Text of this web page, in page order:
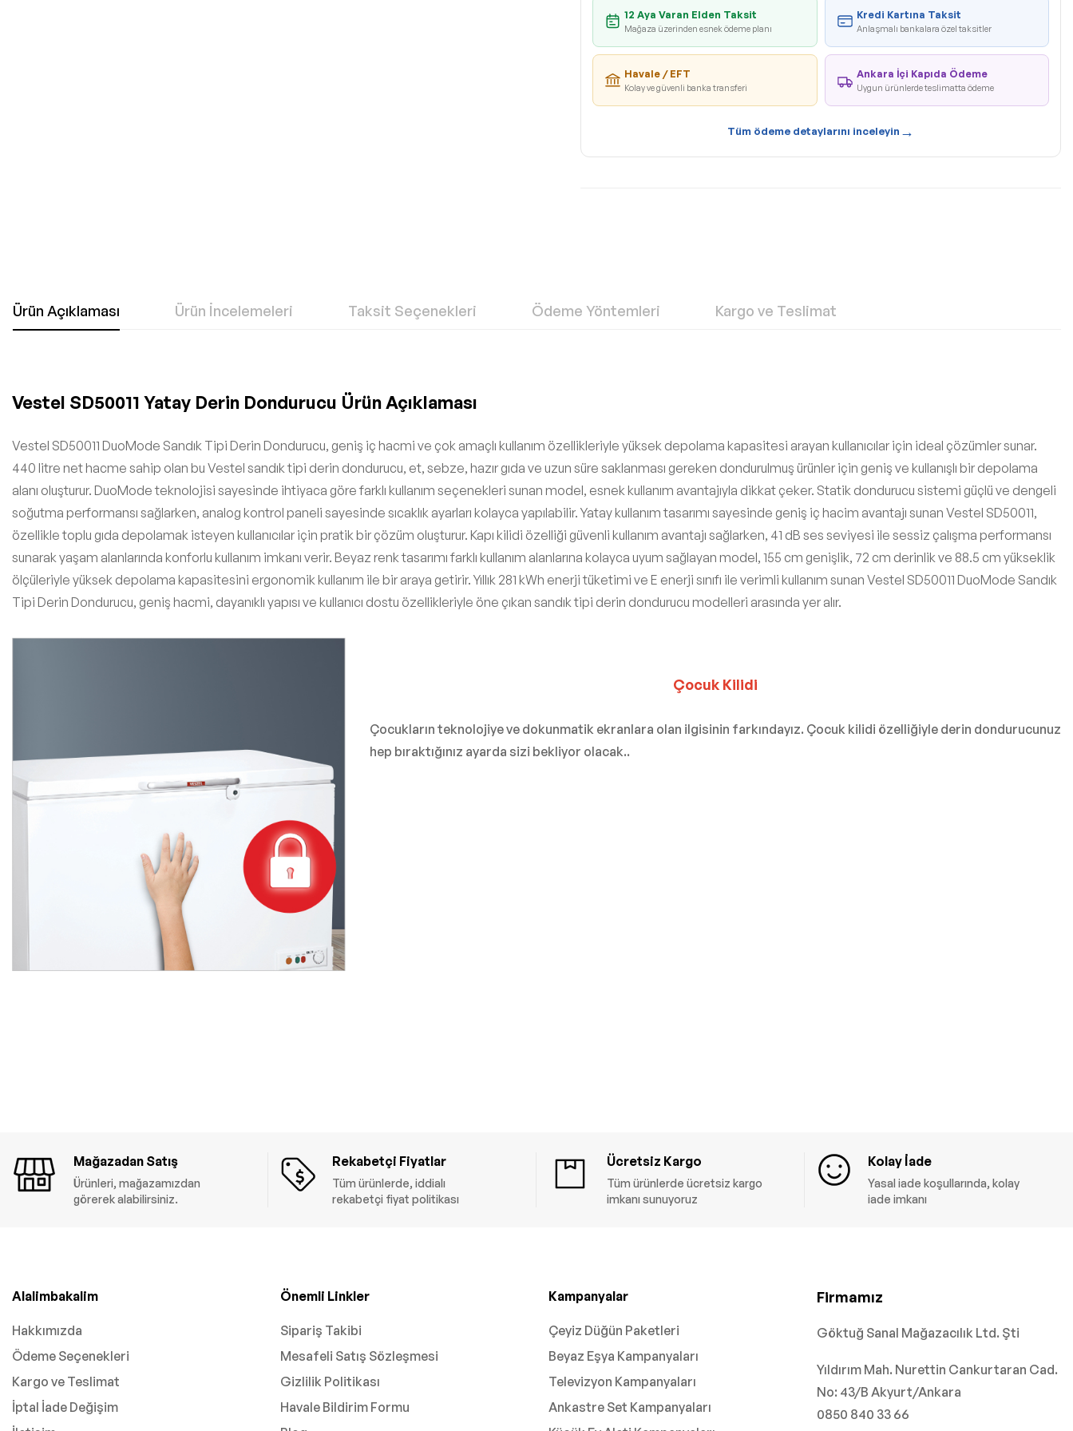
12 Aya Varan Elden Taksit
Mağaza üzerinden esnek ödeme planı
Kredi Kartına Taksit
Anlaşmalı bankalara özel taksitler
Havale / EFT
Kolay ve güvenli banka transferi
Ankara İçi Kapıda Ödeme
Uygun ürünlerde teslimatta ödeme
Tüm ödeme detaylarını inceleyin →
Ürün Açıklaması
Vestel SD50011 Yatay Derin Dondurucu Ürün Açıklaması
Vestel SD50011 DuoMode Sandık Tipi Derin Dondurucu, geniş iç hacmi ve çok amaçlı kullanım özellikleriyle yüksek depolama kapasitesi arayan kullanıcılar için ideal çözümler sunar.
440 litre net hacme sahip olan bu Vestel sandık tipi derin dondurucu, et, sebze, hazır gıda ve uzun süre saklanması gereken dondurulmuş ürünler için geniş ve kullanışlı bir depolama
alanı oluşturur. DuoMode teknolojisi sayesinde ihtiyaca göre farklı kullanım seçenekleri sunan model, esnek kullanım avantajıyla dikkat çeker. Statik dondurucu sistemi güçlü ve dengeli
soğutma performansı sağlarken, analog kontrol paneli sayesinde sıcaklık ayarları kolayca yapılabilir. Yatay kullanım tasarımı sayesinde geniş iç hacim avantajı sunan Vestel SD50011,
özellikle toplu gıda depolamak isteyen kullanıcılar için pratik bir çözüm oluşturur. Kapı kilidi özelliği güvenli kullanım avantajı sağlarken, 41 dB ses seviyesi ile sessiz çalışma performansı
sunarak yaşam alanlarında konforlu kullanım imkanı verir. Beyaz renk tasarımı farklı kullanım alanlarına kolayca uyum sağlayan model, 155 cm genişlik, 72 cm derinlik ve 88.5 cm yükseklik
ölçüleriyle yüksek depolama kapasitesini ergonomik kullanım ile bir araya getirir. Yıllık 281 kWh enerji tüketimi ve E enerji sınıfı ile verimli kullanım sunan Vestel SD50011 DuoMode Sandık
Tipi Derin Dondurucu, geniş hacmi, dayanıklı yapısı ve kullanıcı dostu özellikleriyle öne çıkan sandık tipi derin dondurucu modelleri arasında yer alır.
Çocuk Kilidi
Çocukların teknolojiye ve dokunmatik ekranlara olan ilgisinin farkındayız. Çocuk kilidi özelliğiyle derin dondurucunuz
hep bıraktığınız ayarda sizi bekliyor olacak..
Ürün İncelemeleri Taksit Seçenekleri Ödeme Yöntemleri Kargo ve Teslimat
Mağazadan Satış
Ürünleri, mağazamızdan
görerek alabilirsiniz.
Rekabetçi Fiyatlar
Tüm ürünlerde, iddialı
rekabetçi fiyat politikası
Ücretsiz Kargo
Tüm ürünlerde ücretsiz kargo
imkanı sunuyoruz
Kolay İade
Yasal iade koşullarında, kolay
iade imkanı
Alalimbakalim
Hakkımızda
Ödeme Seçenekleri
Kargo ve Teslimat
İptal İade Değişim
Önemli Linkler
Sipariş Takibi
Mesafeli Satış Sözleşmesi
Gizlilik Politikası
Havale Bildirim Formu
Kampanyalar
Çeyiz Düğün Paketleri
Beyaz Eşya Kampanyaları
Televizyon Kampanyaları
Ankastre Set Kampanyaları
Firmamız
Göktuğ Sanal Mağazacılık Ltd. Şti
Yıldırım Mah. Nurettin Cankurtaran Cad.
No: 43/B Akyurt/Ankara
0850 840 33 66